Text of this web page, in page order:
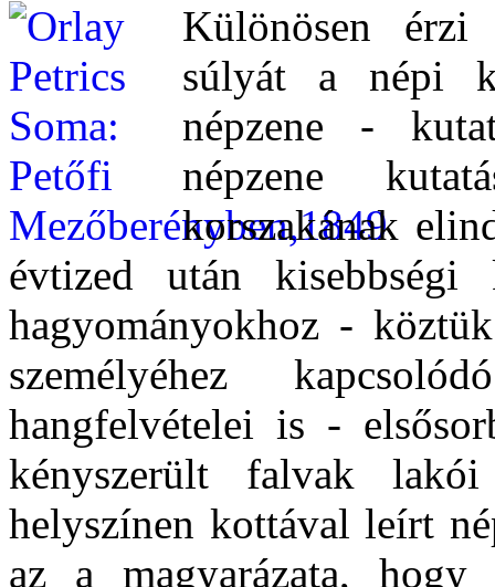
Különösen érzi
súlyát a népi
népzene -
népzene
korszakának
évtized után
hagyományokhoz -
személyéhez
hangfelvételei is -
kényszerült falvak
helyszínen kottával leírt
az a magyarázata,